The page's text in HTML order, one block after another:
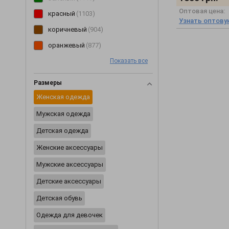
Перчатки(2)
Пиджаки (233)
Пижамы (62)
Платья(3354)
Плащи(6)
(2422)
(354)
Сарафаны(202)
Свитеры (229)
красный (1103)
коричневый (904)
оранжевый (877)
Показать все
Размеры
Женская одежда
Мужская одежда
Детская одежда
Женские аксессуары
Мужские аксессуары
Детские аксессуары
Детская обувь
Одежда для девочек
Оптовая цена:
Узнать